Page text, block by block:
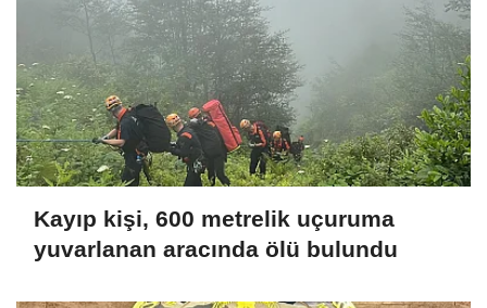
Kayıp kişi, 600 metrelik uçuruma
yuvarlanan aracında ölü bulundu